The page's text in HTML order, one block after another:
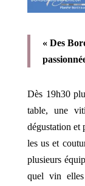
« Des
Dès 19h30
table, une
dégustation et
les us et
plusieurs
quel vin